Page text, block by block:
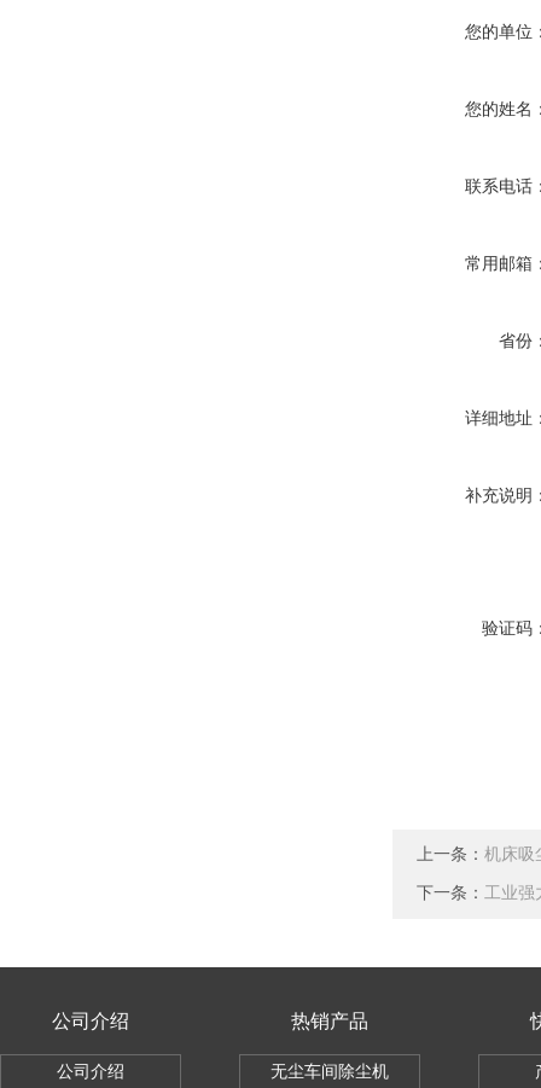
您的单位
您的姓名
联系电话
常用邮箱
省份
详细地址
补充说明
验证码
上一条： 机床吸
下一条： 工业强
公司介绍
公司介绍
热销产品
无尘车间除尘机